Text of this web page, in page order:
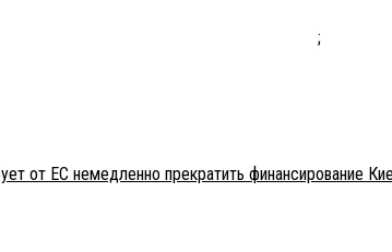
;
от ЕС немедленно прекратить финансирование